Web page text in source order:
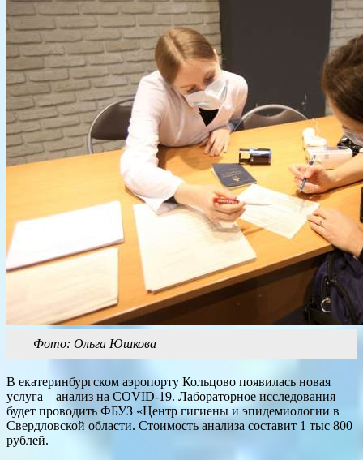
Фото: Ольга Юшкова
В екатеринбургском аэропорту Кольцово появилась новая
услуга – анализ на COVID-19. Лабораторное исследования
будет проводить ФБУЗ «Центр гигиены и эпидемиологии в
Свердловской области. Стоимость анализа составит 1 тыс 800
рублей.